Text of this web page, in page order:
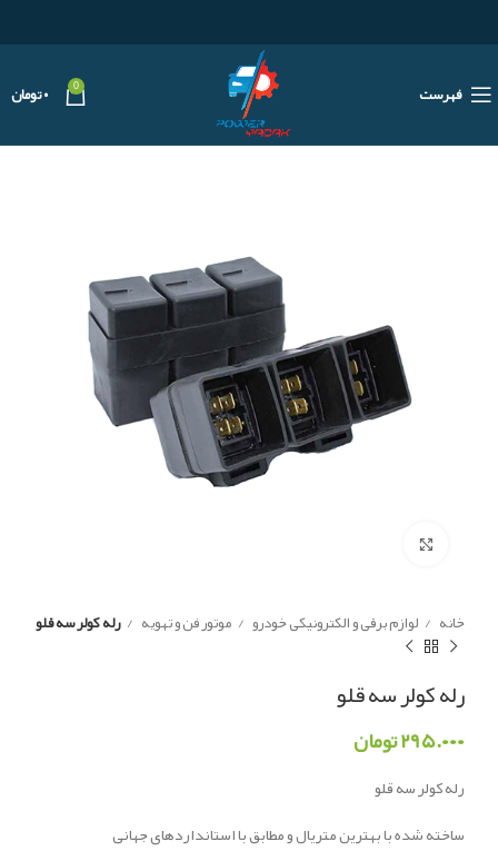
فهرست 0 ۰تومان
خانه لوازم برقی و الکترونیکی خودرو موتور فن و تهویه رله کولر سه قلو
رله کولر سه قلو
۲۹۵.۰۰۰تومان
رله کولر سه قلو
ساخته شده با بهترین متریال و مطابق با استانداردهای جهانی